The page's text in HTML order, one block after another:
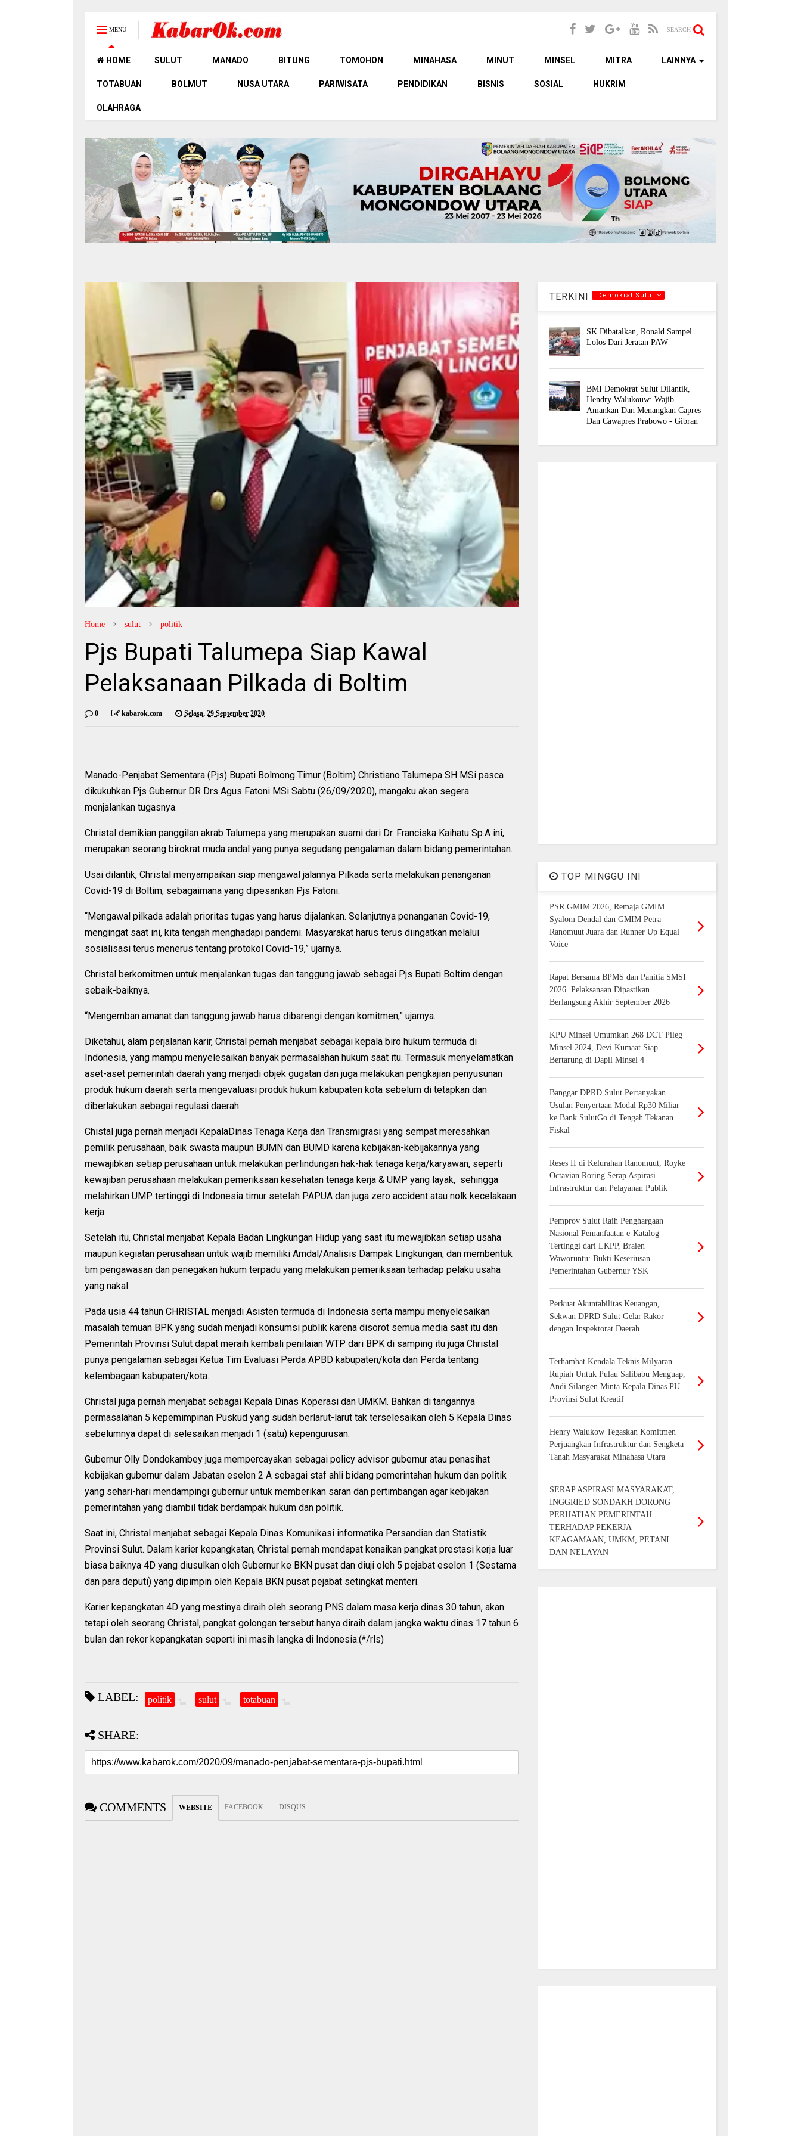
MENU SEARCH
HOME SULUT MANADO BITUNG TOMOHON MINAHASA MINUT MINSEL MITRA LAINNYA
TOTABUAN BOLMUT NUSA UTARA PARIWISATA PENDIDIKAN BISNIS SOSIAL HUKRIM
OLAHRAGA
Home sulut politik
Pjs Bupati Talumepa Siap Kawal
Pelaksanaan Pilkada di Boltim
0 kabarok.com Selasa, 29 September 2020
Manado-Penjabat Sementara (Pjs) Bupati Bolmong Timur (Boltim) Christiano Talumepa SH MSi pasca
dikukuhkan Pjs Gubernur DR Drs Agus Fatoni MSi Sabtu (26/09/2020), mangaku akan segera
menjalankan tugasnya.
Christal demikian panggilan akrab Talumepa yang merupakan suami dari Dr. Franciska Kaihatu Sp.A ini,
merupakan seorang birokrat muda andal yang punya segudang pengalaman dalam bidang pemerintahan.
Usai dilantik, Christal menyampaikan siap mengawal jalannya Pilkada serta melakukan penanganan
Covid-19 di Boltim, sebagaimana yang dipesankan Pjs Fatoni.
“Mengawal pilkada adalah prioritas tugas yang harus dijalankan. Selanjutnya penanganan Covid-19,
mengingat saat ini, kita tengah menghadapi pandemi. Masyarakat harus terus diingatkan melalui
sosialisasi terus menerus tentang protokol Covid-19,” ujarnya.
Christal berkomitmen untuk menjalankan tugas dan tanggung jawab sebagai Pjs Bupati Boltim dengan
sebaik-baiknya.
“Mengemban amanat dan tanggung jawab harus dibarengi dengan komitmen,” ujarnya.
Diketahui, alam perjalanan karir, Christal pernah menjabat sebagai kepala biro hukum termuda di
Indonesia, yang mampu menyelesaikan banyak permasalahan hukum saat itu. Termasuk menyelamatkan
aset-aset pemerintah daerah yang menjadi objek gugatan dan juga melakukan pengkajian penyusunan
produk hukum daerah serta mengevaluasi produk hukum kabupaten kota sebelum di tetapkan dan
diberlakukan sebagai regulasi daerah.
Chistal juga pernah menjadi KepalaDinas Tenaga Kerja dan Transmigrasi yang sempat meresahkan
pemilik perusahaan, baik swasta maupun BUMN dan BUMD karena kebijakan-kebijakannya yang
mewajibkan setiap perusahaan untuk melakukan perlindungan hak-hak tenaga kerja/karyawan, seperti
kewajiban perusahaan melakukan pemeriksaan kesehatan tenaga kerja & UMP yang layak, sehingga
melahirkan UMP tertinggi di Indonesia timur setelah PAPUA dan juga zero accident atau nolk kecelakaan
kerja.
Setelah itu, Christal menjabat Kepala Badan Lingkungan Hidup yang saat itu mewajibkan setiap usaha
maupun kegiatan perusahaan untuk wajib memiliki Amdal/Analisis Dampak Lingkungan, dan membentuk
tim pengawasan dan penegakan hukum terpadu yang melakukan pemeriksaan terhadap pelaku usaha
yang nakal.
Pada usia 44 tahun CHRISTAL menjadi Asisten termuda di Indonesia serta mampu menyelesaikan
masalah temuan BPK yang sudah menjadi konsumsi publik karena disorot semua media saat itu dan
Pemerintah Provinsi Sulut dapat meraih kembali penilaian WTP dari BPK di samping itu juga Christal
punya pengalaman sebagai Ketua Tim Evaluasi Perda APBD kabupaten/kota dan Perda tentang
kelembagaan kabupaten/kota.
Christal juga pernah menjabat sebagai Kepala Dinas Koperasi dan UMKM. Bahkan di tangannya
permasalahan 5 kepemimpinan Puskud yang sudah berlarut-larut tak terselesaikan oleh 5 Kepala Dinas
sebelumnya dapat di selesaikan menjadi 1 (satu) kepengurusan.
Gubernur Olly Dondokambey juga mempercayakan sebagai policy advisor gubernur atau penasihat
kebijakan gubernur dalam Jabatan eselon 2 A sebagai staf ahli bidang pemerintahan hukum dan politik
yang sehari-hari mendampingi gubernur untuk memberikan saran dan pertimbangan agar kebijakan
pemerintahan yang diambil tidak berdampak hukum dan politik.
Saat ini, Christal menjabat sebagai Kepala Dinas Komunikasi informatika Persandian dan Statistik
Provinsi Sulut. Dalam karier kepangkatan, Christal pernah mendapat kenaikan pangkat prestasi kerja luar
biasa baiknya 4D yang diusulkan oleh Gubernur ke BKN pusat dan diuji oleh 5 pejabat eselon 1 (Sestama
dan para deputi) yang dipimpin oleh Kepala BKN pusat pejabat setingkat menteri.
Karier kepangkatan 4D yang mestinya diraih oleh seorang PNS dalam masa kerja dinas 30 tahun, akan
tetapi oleh seorang Christal, pangkat golongan tersebut hanya diraih dalam jangka waktu dinas 17 tahun 6
bulan dan rekor kepangkatan seperti ini masih langka di Indonesia.(*/rls)
LABEL: politik sulut totabuan
SHARE:
COMMENTS WEBSITE FACEBOOK: DISQUS
TERKINI .Demokrat Sulut
SK Dibatalkan, Ronald Sampel
Lolos Dari Jeratan PAW
BMI Demokrat Sulut Dilantik,
Hendry Walukouw: Wajib
Amankan Dan Menangkan Capres
Dan Cawapres Prabowo - Gibran
TOP MINGGU INI
PSR GMIM 2026, Remaja GMIM
Syalom Dendal dan GMIM Petra
Ranomuut Juara dan Runner Up Equal
Voice
Rapat Bersama BPMS dan Panitia SMSI
2026. Pelaksanaan Dipastikan
Berlangsung Akhir September 2026
KPU Minsel Umumkan 268 DCT Pileg
Minsel 2024, Devi Kumaat Siap
Bertarung di Dapil Minsel 4
Banggar DPRD Sulut Pertanyakan
Usulan Penyertaan Modal Rp30 Miliar
ke Bank SulutGo di Tengah Tekanan
Fiskal
Reses II di Kelurahan Ranomuut, Royke
Octavian Roring Serap Aspirasi
Infrastruktur dan Pelayanan Publik
Pemprov Sulut Raih Penghargaan
Nasional Pemanfaatan e-Katalog
Tertinggi dari LKPP, Braien
Waworuntu: Bukti Keseriusan
Pemerintahan Gubernur YSK
Perkuat Akuntabilitas Keuangan,
Sekwan DPRD Sulut Gelar Rakor
dengan Inspektorat Daerah
Terhambat Kendala Teknis Milyaran
Rupiah Untuk Pulau Salibabu Menguap,
Andi Silangen Minta Kepala Dinas PU
Provinsi Sulut Kreatif
Henry Walukow Tegaskan Komitmen
Perjuangkan Infrastruktur dan Sengketa
Tanah Masyarakat Minahasa Utara
SERAP ASPIRASI MASYARAKAT,
INGGRIED SONDAKH DORONG
PERHATIAN PEMERINTAH
TERHADAP PEKERJA
KEAGAMAAN, UMKM, PETANI
DAN NELAYAN